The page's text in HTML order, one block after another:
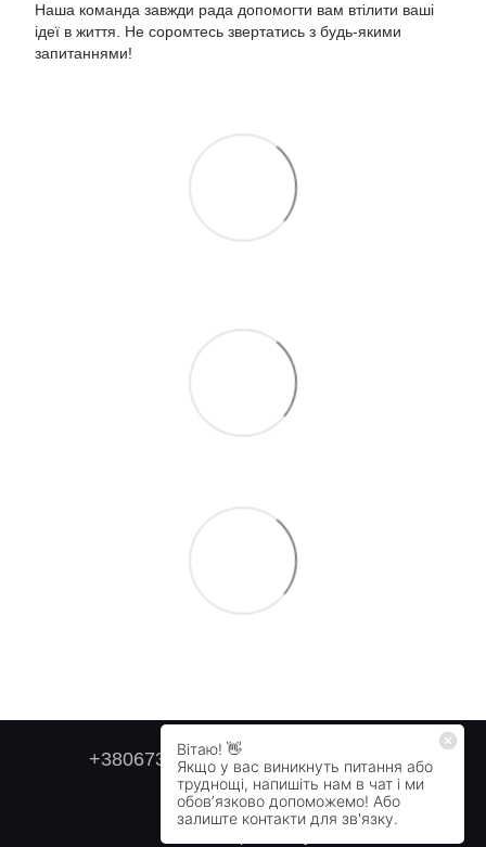
Наша команда завжди рада допомогти вам втілити ваші
ідеї в життя. Не соромтесь звертатись з будь-якими
запитаннями!
+380673179749 +380505478711
Контактна інформація